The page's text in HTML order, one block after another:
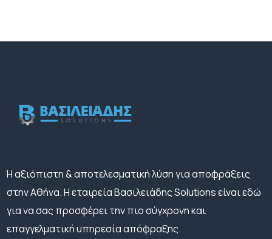
H αξιόπιστη & αποτελεσματική λύση για αποφράξεις
στην Αθήνα. Η εταιρεία Βασιλειάδης Solutions είναι εδώ
για να σας προσφέρει την πιο σύγχρονη και
επαγγελματική υπηρεσία απόφραξης.